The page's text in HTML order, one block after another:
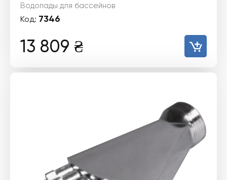
Водопады для бассейнов
Код: 7346
13 809 ₴